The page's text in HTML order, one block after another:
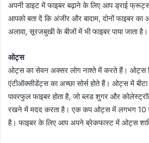
अपनी डाइट में फाइबर बढ़ाने के लिए आप ड्राई
आपको बता दें कि अंजीर और बादाम, दोनों फाइबर का
अलावा, सूरजबुखी के बीजों में भी फाइबर पाया जाता है।
ओट्स
ओट्स का सेवन अक्सर लोग नाश्ते में करते हैं। ओट्स
एंटीऑक्सीडेंट्स का अच्छा सोर्स होते हैं। ओट्स में
पावरफुल फाइबर होता है, जो ब्लड शुगर और
रखने में मदद करता है। एक कप ओट्स में लगभग 10
है। फाइबर के लिए आप अपने ब्रेकफास्ट में ओट्स